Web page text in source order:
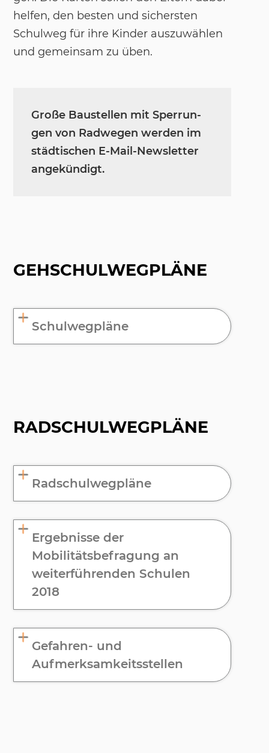
hel­fen, den bes­ten und si­chers­ten
Schul­weg für ihre Kin­der aus­zu­wäh­len
und ge­mein­sam zu üben.
Große Bau­stel­len mit Sper­run­
gen von Rad­we­gen wer­den im
städ­ti­schen E-Mail-News­let­ter
an­ge­kün­digt.
GEHSCHULWEGPLÄNE
Schulwegpläne
RADSCHULWEGPLÄNE
Radschulwegpläne
Ergebnisse der
Mobilitätsbefragung an
weiterführenden Schulen
2018
Gefahren- und
Aufmerksamkeitsstellen